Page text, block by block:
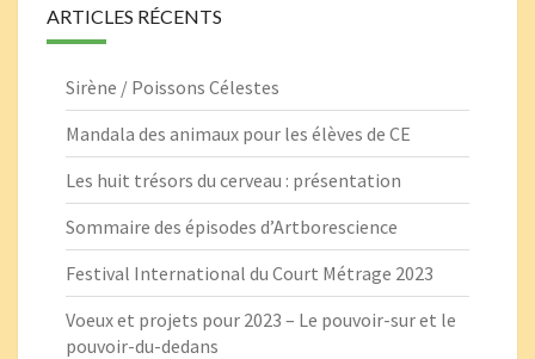
ARTICLES RÉCENTS
Sirène / Poissons Célestes
Mandala des animaux pour les élèves de CE
Les huit trésors du cerveau : présentation
Sommaire des épisodes d’Artborescience
Festival International du Court Métrage 2023
Voeux et projets pour 2023 – Le pouvoir-sur et le
pouvoir-du-dedans